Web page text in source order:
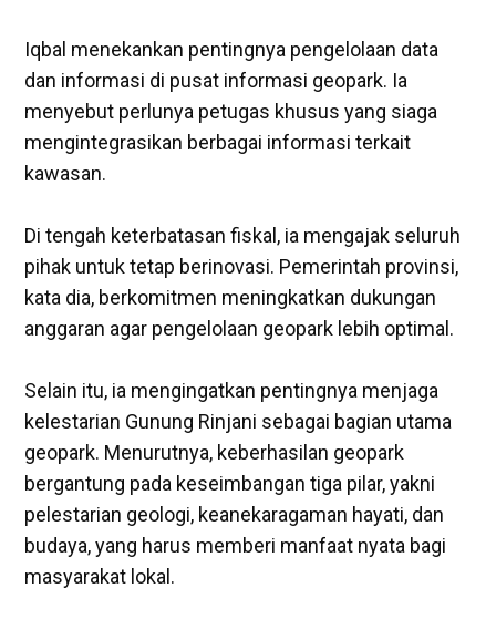
‎Iqbal menekankan pentingnya pengelolaan data
dan informasi di pusat informasi geopark. Ia
menyebut perlunya petugas khusus yang siaga
mengintegrasikan berbagai informasi terkait
kawasan.
‎Di tengah keterbatasan fiskal, ia mengajak seluruh
pihak untuk tetap berinovasi. Pemerintah provinsi,
kata dia, berkomitmen meningkatkan dukungan
anggaran agar pengelolaan geopark lebih optimal.
‎Selain itu, ia mengingatkan pentingnya menjaga
kelestarian Gunung Rinjani sebagai bagian utama
geopark. Menurutnya, keberhasilan geopark
bergantung pada keseimbangan tiga pilar, yakni
pelestarian geologi, keanekaragaman hayati, dan
budaya, yang harus memberi manfaat nyata bagi
masyarakat lokal.